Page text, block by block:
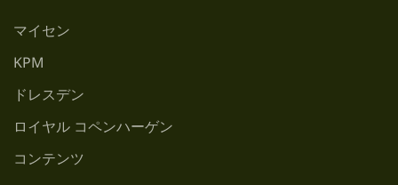
マイセン
KPM
ドレスデン
ロイヤル コペンハーゲン
コンテンツ